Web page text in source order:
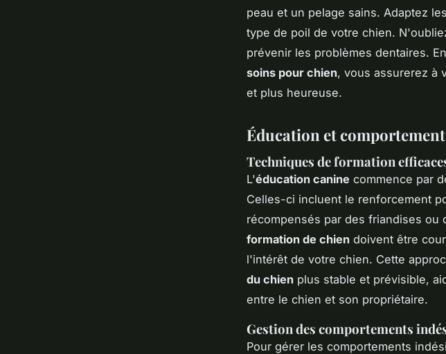
peau et un pelage sains. Adaptez les
type de poil de votre chien.
prévenir les problèmes dentaires.
soins pour chien, vous assurerez à
et plus heureuse.
Éducation et
Techniques de formation
L'éducation canine commence par
Celles-ci incluent le renforcement
récompensés par des friandises ou
formation de chien doivent être
l'intérêt de votre chien. Cette
du chien plus stable et prévisible,
entre le chien et son propriétaire.
Gestion des comportements
Pour gérer les comportements